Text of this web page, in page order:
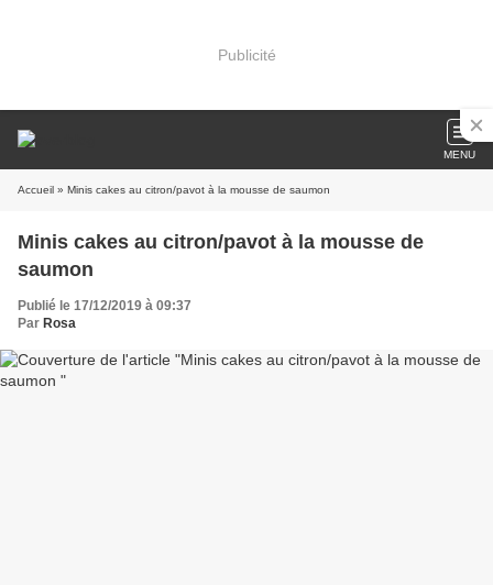
Publicité
MENU
Accueil » Minis cakes au citron/pavot à la mousse de saumon
Minis cakes au citron/pavot à la mousse de
saumon
Publié le 17/12/2019 à 09:37
Par Rosa